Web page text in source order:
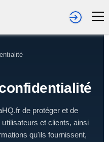
de protéger et de
et clients, ainsi
qu'ils fournissent,